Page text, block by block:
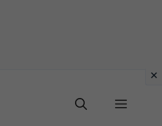
Menu